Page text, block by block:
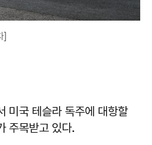
]
미국 테슬라 독주에 대항할
주목받고 있다.